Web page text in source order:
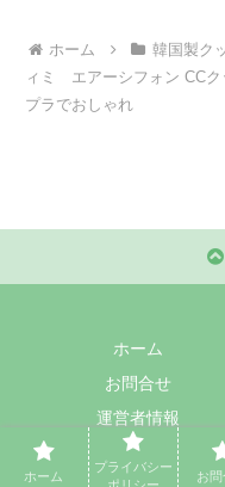
ホーム 韓国製ク
ィミ エアーシフォン CCク
プラでおしゃれ
ホーム
お問合せ
運営者情報
©
ホーム
プライバシー
お